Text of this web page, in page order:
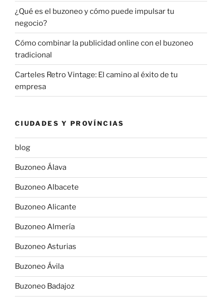
¿Qué es el buzoneo y cómo puede impulsar tu
negocio?
Cómo combinar la publicidad online con el buzoneo
tradicional
Carteles Retro Vintage: El camino al éxito de tu
empresa
CIUDADES Y PROVÍNCIAS
blog
Buzoneo Álava
Buzoneo Albacete
Buzoneo Alicante
Buzoneo Almería
Buzoneo Asturias
Buzoneo Ávila
Buzoneo Badajoz